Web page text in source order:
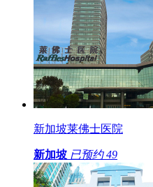
新加坡莱佛士医院
新加坡 已预约 49